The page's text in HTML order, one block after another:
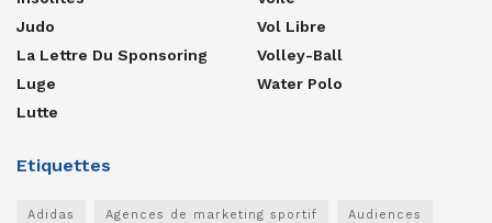
Judo
La Lettre Du Sponsoring
Luge
Lutte
Vol Libre
Volley-Ball
Water Polo
Etiquettes
Adidas Agences de marketing sportif Audiences